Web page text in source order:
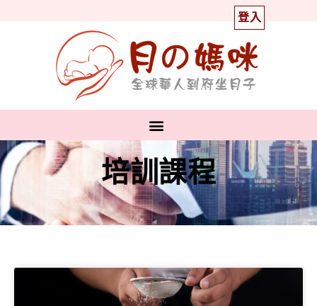
登入
培訓課程